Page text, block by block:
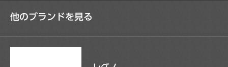
他のブランドを見る